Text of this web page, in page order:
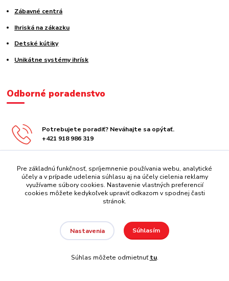
Zábavné centrá
Ihriská na zákazku
Detské kútiky
Unikátne systémy ihrísk
Odborné poradenstvo
Potrebujete poradiť? Neváhajte sa opýtať.
+421 918 986 319
obchod@centrazabavy.sk
Copyright 2008 - 2026 REATEK Playgrounds
Pre základnú funkčnosť, spríjemnenie používania webu, analytické
účely a v prípade udelenia súhlasu aj na účely cielenia reklamy
využívame súbory cookies. Nastavenie vlastných preferencií
cookies môžete kedykoľvek upraviť odkazom v spodnej časti
stránok.
Nastavenia Súhlasím
Súhlas môžete odmietnuťtu.